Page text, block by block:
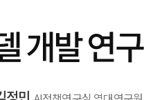
개발 연구